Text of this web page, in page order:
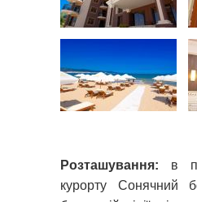
Розташування: в
курорту Сонячний